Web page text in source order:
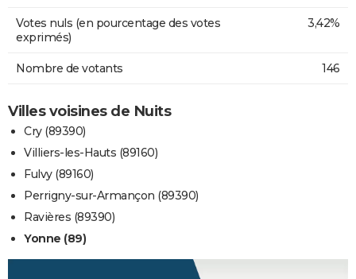
Votes nuls (en pourcentage des votes
exprimés)
3,42%
Nombre de votants 146
Villes voisines de Nuits
Cry (89390)
Villiers-les-Hauts (89160)
Fulvy (89160)
Perrigny-sur-Armançon (89390)
Ravières (89390)
Yonne (89)